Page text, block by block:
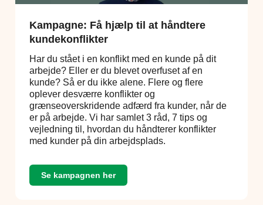
Kampagne: Få hjælp til at håndtere
kundekonflikter
Har du stået i en konflikt med en kunde på dit
arbejde? Eller er du blevet overfuset af en
kunde? Så er du ikke alene. Flere og flere
oplever desværre konflikter og
grænseoverskridende adfærd fra kunder, når de
er på arbejde. Vi har samlet 3 råd, 7 tips og
vejledning til, hvordan du håndterer konflikter
med kunder på din arbejdsplads.
Se kampagnen her